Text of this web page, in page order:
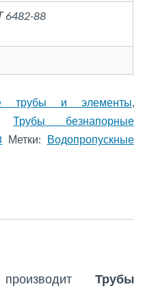
6482-88
трубы и элементы,
Трубы безнапорные
Метки: Водопропускные
Трубы